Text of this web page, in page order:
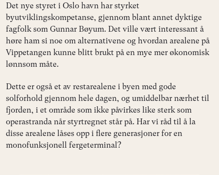
Det nye styret i Oslo havn har styrket
byutviklingskompetanse, gjennom blant annet dyktige
fagfolk som Gunnar Bøyum. Det ville vært interessant å
høre ham si noe om alternativene og hvordan arealene på
Vippetangen kunne blitt brukt på en mye mer økonomisk
lønnsom måte.
Dette er også et av restarealene i byen med gode
solforhold gjennom hele dagen, og umiddelbar nærhet til
fjorden, i et område som ikke påvirkes like sterk som
operastranda når styrtregnet står på. Har vi råd til å la
disse arealene låses opp i flere generasjoner for en
monofunksjonell fergeterminal?